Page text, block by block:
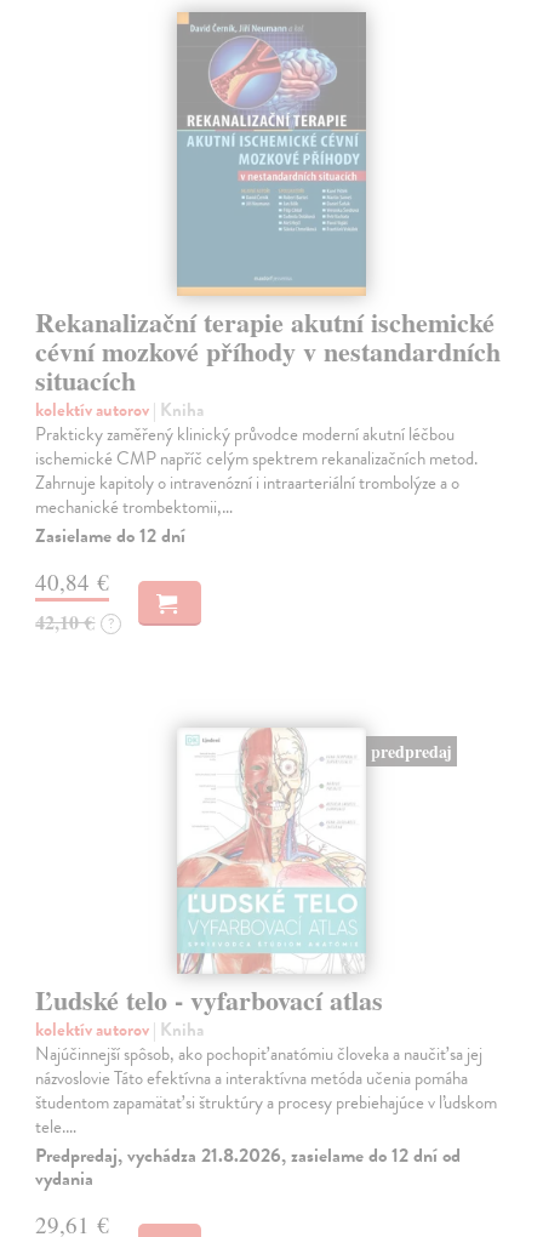
Rekanalizační terapie akutní ischemické
cévní mozkové příhody v nestandardních
situacích
kolektív autorov| Kniha
Prakticky zaměřený klinický průvodce moderní akutní léčbou
ischemické CMP napříč celým spektrem rekanalizačních metod.
Zahrnuje kapitoly o intravenózní i intraarteriální trombolýze a o
mechanické trombektomii,…
Zasielame do 12 dní
40,84 €
42,10 € ?
predpredaj
Ľudské telo - vyfarbovací atlas
kolektív autorov| Kniha
Najúčinnejší spôsob, ako pochopiť anatómiu človeka a naučiť sa jej
názvoslovie Táto efektívna a interaktívna metóda učenia pomáha
študentom zapamätať si štruktúry a procesy prebiehajúce v ľudskom
tele.…
Predpredaj, vychádza 21.8.2026, zasielame do 12 dní od
vydania
29,61 €